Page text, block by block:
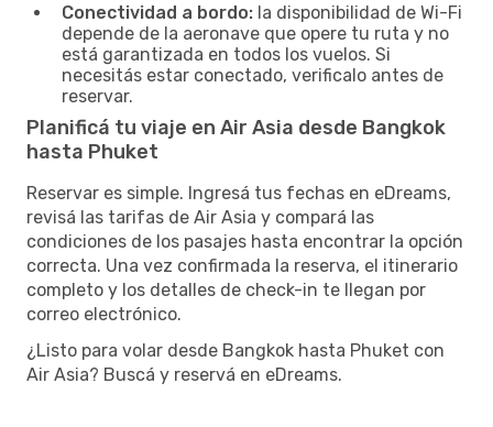
Conectividad a bordo: la disponibilidad de Wi-Fi
depende de la aeronave que opere tu ruta y no
está garantizada en todos los vuelos. Si
necesitás estar conectado, verificalo antes de
reservar.
Planificá tu viaje en Air Asia desde Bangkok
hasta Phuket
Reservar es simple. Ingresá tus fechas en eDreams,
revisá las tarifas de Air Asia y compará las
condiciones de los pasajes hasta encontrar la opción
correcta. Una vez confirmada la reserva, el itinerario
completo y los detalles de check-in te llegan por
correo electrónico.
¿Listo para volar desde Bangkok hasta Phuket con
Air Asia? Buscá y reservá en eDreams.